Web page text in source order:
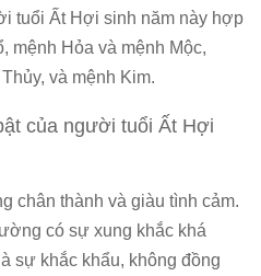
tuổi Ất Hợi sinh năm này hợp
mệnh Hỏa và mệnh Mộc,
và mệnh Kim.
của người tuổi Ất Hợi
chân thành và giàu tình cảm.
có sự xung khắc khá
sự khắc khẩu, không đồng